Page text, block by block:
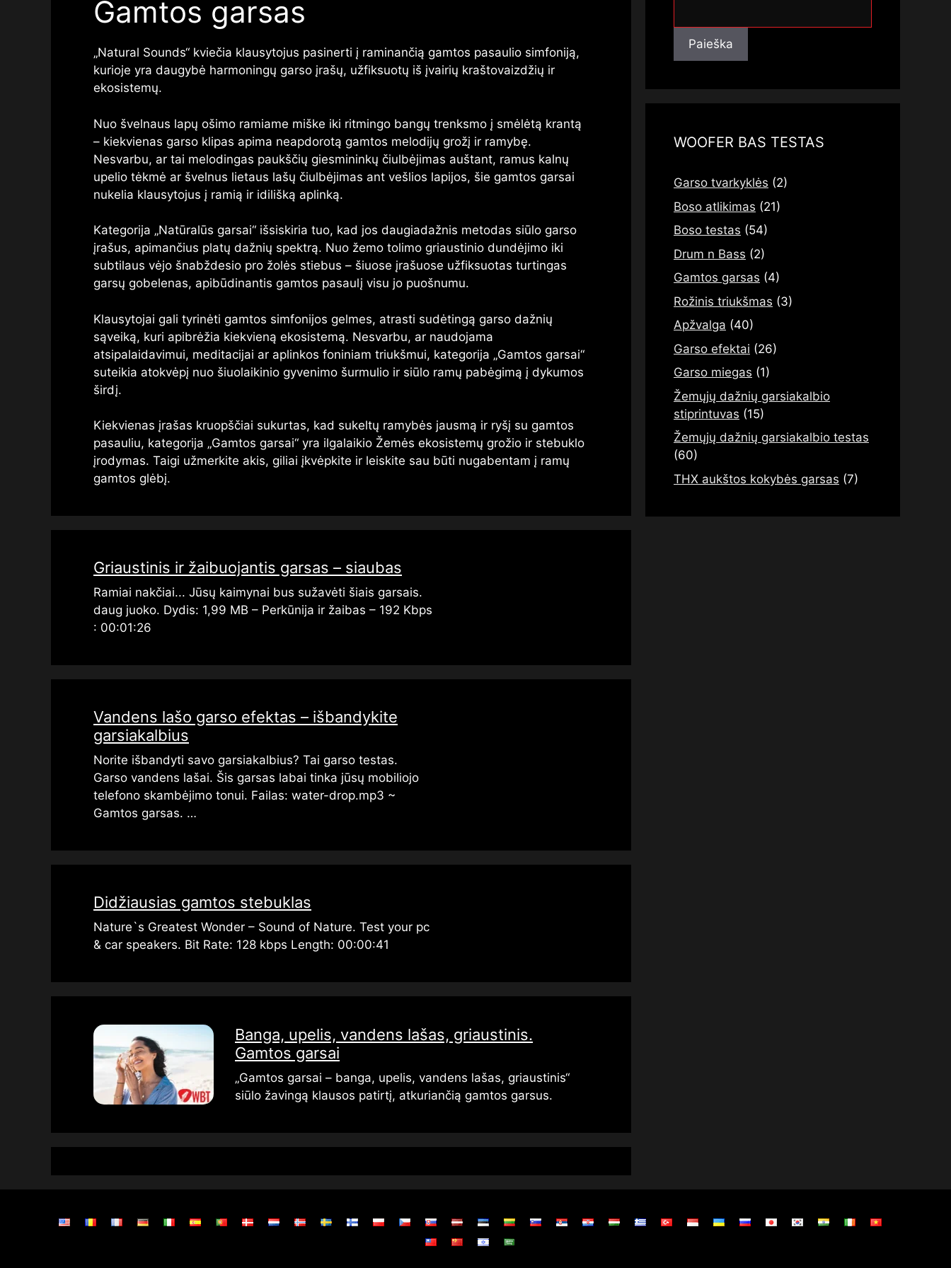
Gamtos garsas
„Natural Sounds“ kviečia klausytojus pasinerti į raminančią gamtos pasaulio simfoniją,
kurioje yra daugybė harmoningų garso įrašų, užfiksuotų iš įvairių kraštovaizdžių ir
ekosistemų.
Nuo švelnaus lapų ošimo ramiame miške iki ritmingo bangų trenksmo į smėlėtą krantą
– kiekvienas garso klipas apima neapdorotą gamtos melodijų grožį ir ramybę.
Nesvarbu, ar tai melodingas paukščių giesmininkų čiulbėjimas auštant, ramus kalnų
upelio tėkmė ar švelnus lietaus lašų čiulbėjimas ant vešlios lapijos, šie gamtos garsai
nukelia klausytojus į ramią ir idilišką aplinką.
Kategorija „Natūralūs garsai“ išsiskiria tuo, kad jos daugiadažnis metodas siūlo garso
įrašus, apimančius platų dažnių spektrą. Nuo žemo tolimo griaustinio dundėjimo iki
subtilaus vėjo šnabždesio pro žolės stiebus – šiuose įrašuose užfiksuotas turtingas
garsų gobelenas, apibūdinantis gamtos pasaulį visu jo puošnumu.
Klausytojai gali tyrinėti gamtos simfonijos gelmes, atrasti sudėtingą garso dažnių
sąveiką, kuri apibrėžia kiekvieną ekosistemą. Nesvarbu, ar naudojama
atsipalaidavimui, meditacijai ar aplinkos foniniam triukšmui, kategorija „Gamtos garsai“
suteikia atokvėpį nuo šiuolaikinio gyvenimo šurmulio ir siūlo ramų pabėgimą į dykumos
širdį.
Kiekvienas įrašas kruopščiai sukurtas, kad sukeltų ramybės jausmą ir ryšį su gamtos
pasauliu, kategorija „Gamtos garsai“ yra ilgalaikio Žemės ekosistemų grožio ir stebuklo
įrodymas. Taigi užmerkite akis, giliai įkvėpkite ir leiskite sau būti nugabentam į ramų
gamtos glėbį.
Griaustinis ir žaibuojantis garsas – siaubas
Ramiai nakčiai... Jūsų kaimynai bus sužavėti šiais garsais.
daug juoko. Dydis: 1,99 MB – Perkūnija ir žaibas – 192 Kbps
: 00:01:26
Vandens lašo garso efektas – išbandykite
garsiakalbius
Norite išbandyti savo garsiakalbius? Tai garso testas.
Garso vandens lašai. Šis garsas labai tinka jūsų mobiliojo
telefono skambėjimo tonui. Failas: water-drop.mp3 ~
Gamtos garsas. …
Didžiausias gamtos stebuklas
Nature`s Greatest Wonder – Sound of Nature. Test your pc
& car speakers. Bit Rate: 128 kbps Length: 00:00:41
Banga, upelis, vandens lašas, griaustinis.
Gamtos garsai
„Gamtos garsai – banga, upelis, vandens lašas, griaustinis“
siūlo žavingą klausos patirtį, atkuriančią gamtos garsus.
Paieška
WOOFER BAS TESTAS
Garso tvarkyklės (2)
Boso atlikimas (21)
Boso testas (54)
Drum n Bass (2)
Gamtos garsas (4)
Rožinis triukšmas (3)
Apžvalga (40)
Garso efektai (26)
Garso miegas (1)
Žemųjų dažnių garsiakalbio
stiprintuvas (15)
Žemųjų dažnių garsiakalbio testas
(60)
THX aukštos kokybės garsas (7)